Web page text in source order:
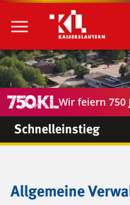
Wir feiern 750
Schnelleinstieg
Allgemeine